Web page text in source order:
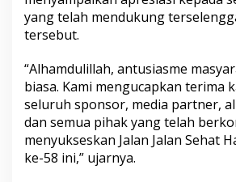
yang telah mendukung
tersebut.
“Alhamdulillah, antusiasme
biasa. Kami mengucapkan terima
seluruh sponsor, media partner,
dan semua pihak yang telah
menyukseskan Jalan Jalan Sehat
ke-58 ini,” ujarnya.